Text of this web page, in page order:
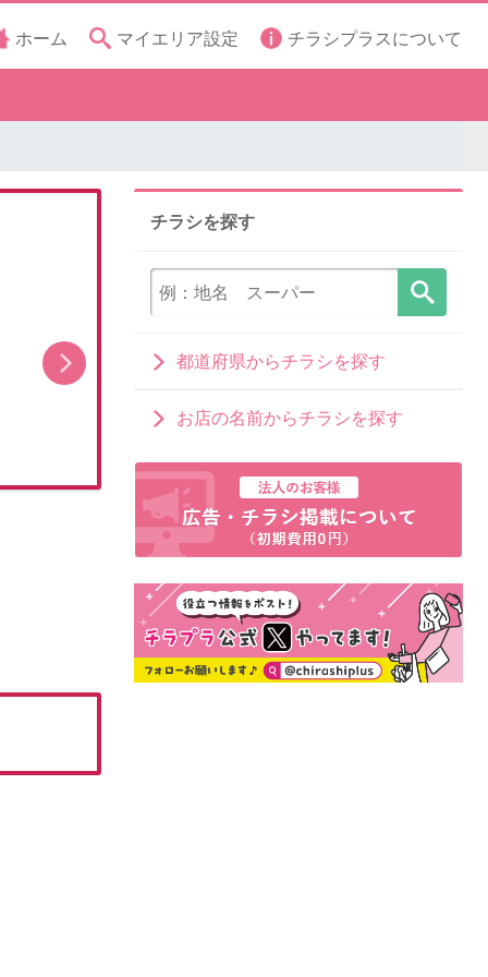
ホーム マイエリア設定 チラシプラスについて
備えて安心!防災グッズ!
チラシを探す
都道府県からチラシを探す
お店の名前からチラシを探す